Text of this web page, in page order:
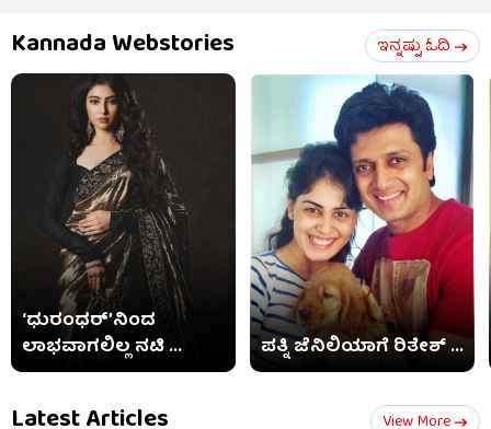
Kannada Webstories ಇನ್ನಷ್ಟು ಓದಿ
‘ಧುರಂಧರ್’ನಿಂದ
ಲಾಭವಾಗಲಿಲ್ಲ ನಟಿ ...
ಪತ್ನಿ ಜೆನಿಲಿಯಾಗೆ ರಿತೇಶ್ ...
View More